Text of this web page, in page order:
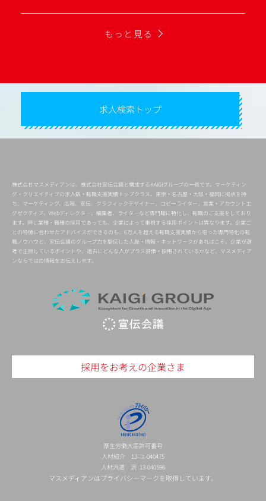
もっと見る
求人検索トップ
株式会社マスメディアンは、株式会社宣伝会議と構成するKAIGIグループの一員です。マーケティン
グ・クリエイティブの求人数・転職支援実績トップクラス。東京・名古屋・大阪・福岡に拠点を持
ち、マーケティング、広報、宣伝、グラフィックデザイナー、コピーライター、営業・アカウントエ
グゼクティブ、Webディレクター、編集者、ライターなど専門職に特化し、転職のご支援をしており
ます。同じ業種・職種の採用であっても、企業によって重視する採用ポイントは異なります。企業ご
との特徴に合わせたアドバイスができるのも、6万人を超える転職支援実績から培った専門特化の転
職ノウハウと、宣伝会議のグループ力を駆使した人脈・情報・ネットワークがあればこそ。企業が選
考で注目しているポイントや、過去にどんな人がプラス評価・採用されているかなど、マスメディア
ンならではの情報をお伝えします。
採用をお考えの企業さま
厚生労働大臣許可番号
人材紹介 13-ユ-040475
人材派遣 派 13-040596
マスメディアンはプライバシーマークを取得しています。